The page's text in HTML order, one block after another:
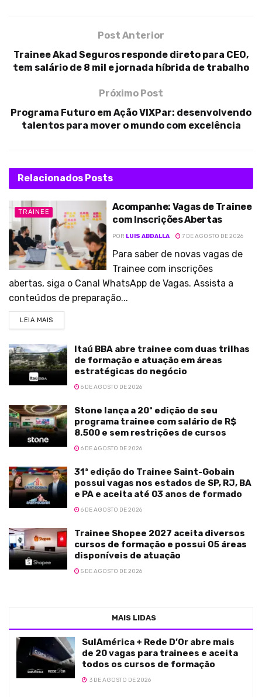
Post Anterior
Trainee Akad Seguros responde direto para CEO,
tem salário de 8 mil e jornada híbrida de trabalho
Próximo Post
Programa Futuro em Ação VIXPar: desenvolvendo
talentos para mover o mundo com excelência
Relacionados Posts
TRAINEE
Acompanhe: Vagas de Trainee
com Inscrições Abertas
POR LUIS ABDALLA 7 DE AGOSTO DE 2026
Para saber de novas vagas de
Trainee com inscrições
abertas, siga o Canal WhatsApp de Vagas. Assista a
conteúdos de preparação...
LEIA MAIS
Itaú BBA abre trainee com duas trilhas
de formação e atuação em áreas
estratégicas do negócio
6 DE AGOSTO DE 2026
Stone lança a 20ª edição de seu
programa trainee com salário de R$
8.500 e sem restrições de cursos
6 DE AGOSTO DE 2026
31ª edição do Trainee Saint-Gobain
possui vagas nos estados de SP, RJ, BA
e PA e aceita até 03 anos de formado
6 DE AGOSTO DE 2026
Trainee Shopee 2027 aceita diversos
cursos de formação e possui 05 áreas
disponíveis de atuação
5 DE AGOSTO DE 2026
MAIS LIDAS
SulAmérica + Rede D’Or abre mais
de 20 vagas para trainees e aceita
todos os cursos de formação
3 DE AGOSTO DE 2026